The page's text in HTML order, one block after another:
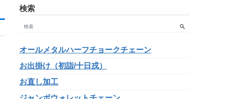
検索
オールメタルハーフチョークチェーン
お出掛け（初詣/十日戎）
お直し加工